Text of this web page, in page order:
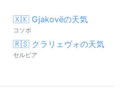
🇽🇰 Gjakovëの天気
コソボ
🇷🇸 クラリェヴォの天気
セルビア